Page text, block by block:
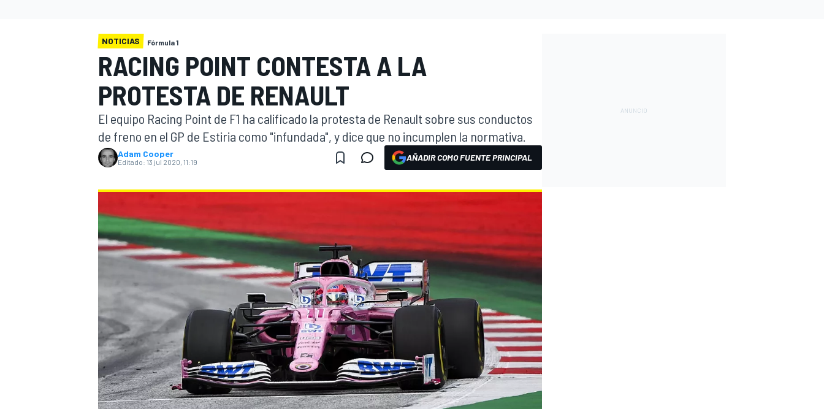
FÓRMULA E
NOTICIAS Fórmula 1
RACING POINT CONTESTA A LA
PROTESTA DE RENAULT
El equipo Racing Point de F1 ha calificado la protesta de Renault sobre sus conductos
de freno en el GP de Estiria como "infundada", y dice que no incumplen la normativa.
Adam Cooper
Editado: 13 jul 2020, 11:19 AÑADIR COMO FUENTE PRINCIPAL